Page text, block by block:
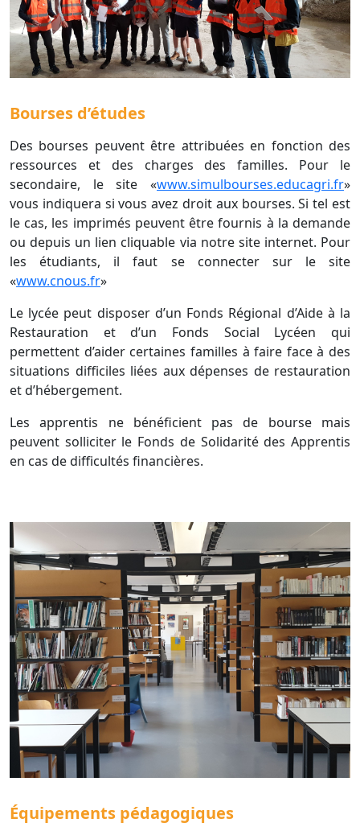
Bourses d’études
Des bourses peuvent être attribuées en fonction des
ressources et des charges des familles. Pour le
secondaire, le site «www.simulbourses.educagri.fr»
vous indiquera si vous avez droit aux bourses. Si tel est
le cas, les imprimés peuvent être fournis à la demande
ou depuis un lien cliquable via notre site internet. Pour
les étudiants, il faut se connecter sur le site
«www.cnous.fr»
Le lycée peut disposer d’un Fonds Régional d’Aide à la
Restauration et d’un Fonds Social Lycéen qui
permettent d’aider certaines familles à faire face à des
situations difficiles liées aux dépenses de restauration
et d’hébergement.
Les apprentis ne bénéficient pas de bourse mais
peuvent solliciter le Fonds de Solidarité des Apprentis
en cas dedifficultés financières.
Équipements pédagogiques